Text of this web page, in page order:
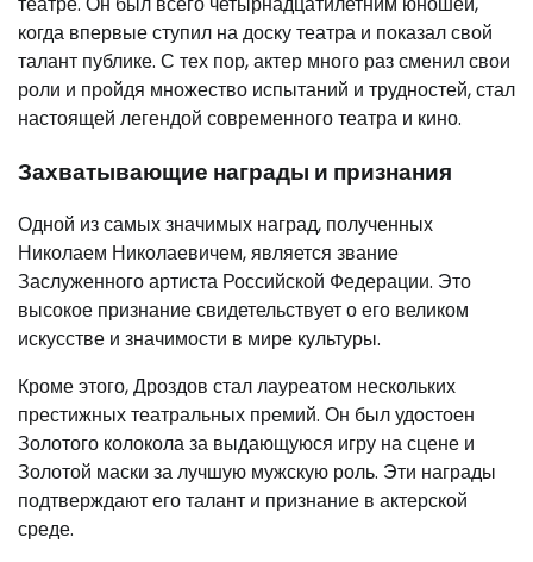
когда впервые ступил на доску театра и показал свой
талант публике. С тех пор, актер много раз сменил свои
роли и пройдя множество испытаний и трудностей, стал
настоящей легендой современного театра и кино.
Захватывающие награды и признания
Одной из самых значимых наград, полученных
Николаем Николаевичем, является звание
Заслуженного артиста Российской Федерации. Это
высокое признание свидетельствует о его великом
искусстве и значимости в мире культуры.
Кроме этого, Дроздов стал лауреатом нескольких
престижных театральных премий. Он был удостоен
Золотого колокола за выдающуюся игру на сцене и
Золотой маски за лучшую мужскую роль. Эти награды
подтверждают его талант и признание в актерской
среде.